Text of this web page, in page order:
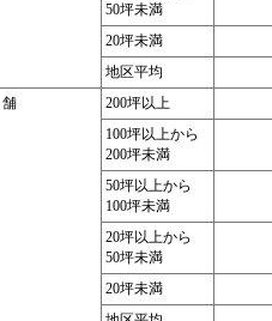
50坪未満
20坪未満
地区平均
200坪以上
100坪以上から
200坪未満
50坪以上から
100坪未満
20坪以上から
50坪未満
20坪未満